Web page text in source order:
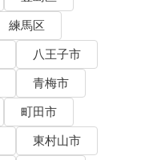
練馬区
八王子市
青梅市
町田市
東村山市